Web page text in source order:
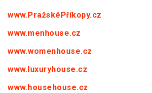
www.PražskéPříkopy.cz
www.menhouse.cz
www.womenhouse.cz
www.luxuryhouse.cz
www.househouse.cz